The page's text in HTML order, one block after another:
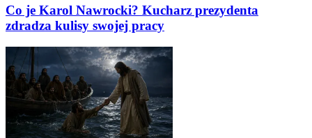
Co je Karol Nawrocki? Kucharz prezydenta
zdradza kulisy swojej pracy